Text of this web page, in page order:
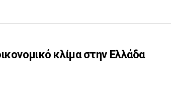
κλίμα στην Ελλάδα